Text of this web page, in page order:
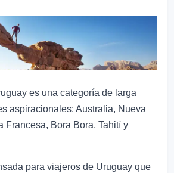
es una categoría de larga
aspiracionales: Australia, Nueva
Francesa, Bora Bora, Tahití y
para viajeros de Uruguay que